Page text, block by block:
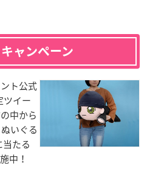
ャンペーン
ト公式
イー
中から
いぐる
たる
中！